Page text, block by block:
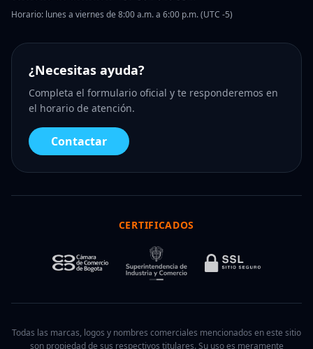
Horario: lunes a viernes de 8:00 a.m. a 6:00 p.m. (UTC -5)
¿Necesitas ayuda?
Completa el formulario oficial y te responderemos en
el horario de atención.
Contactar
CERTIFICADOS
Todas las marcas, logos y nombres comerciales mencionados en este sitio
son propiedad de sus respectivos titulares. Su uso es meramente